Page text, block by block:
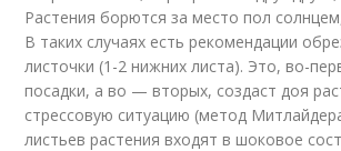
Растения борются за место пол
В таких случаях есть рекомендации
листочки (1-2 нижних листа). Это, во-
посадки, а во — вторых, создаст доя
стрессовую ситуацию (метод
листьев растения входят в шоковое